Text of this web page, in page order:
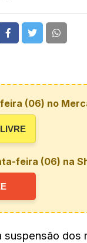
(06) no
feira (06) na
suspensão dos